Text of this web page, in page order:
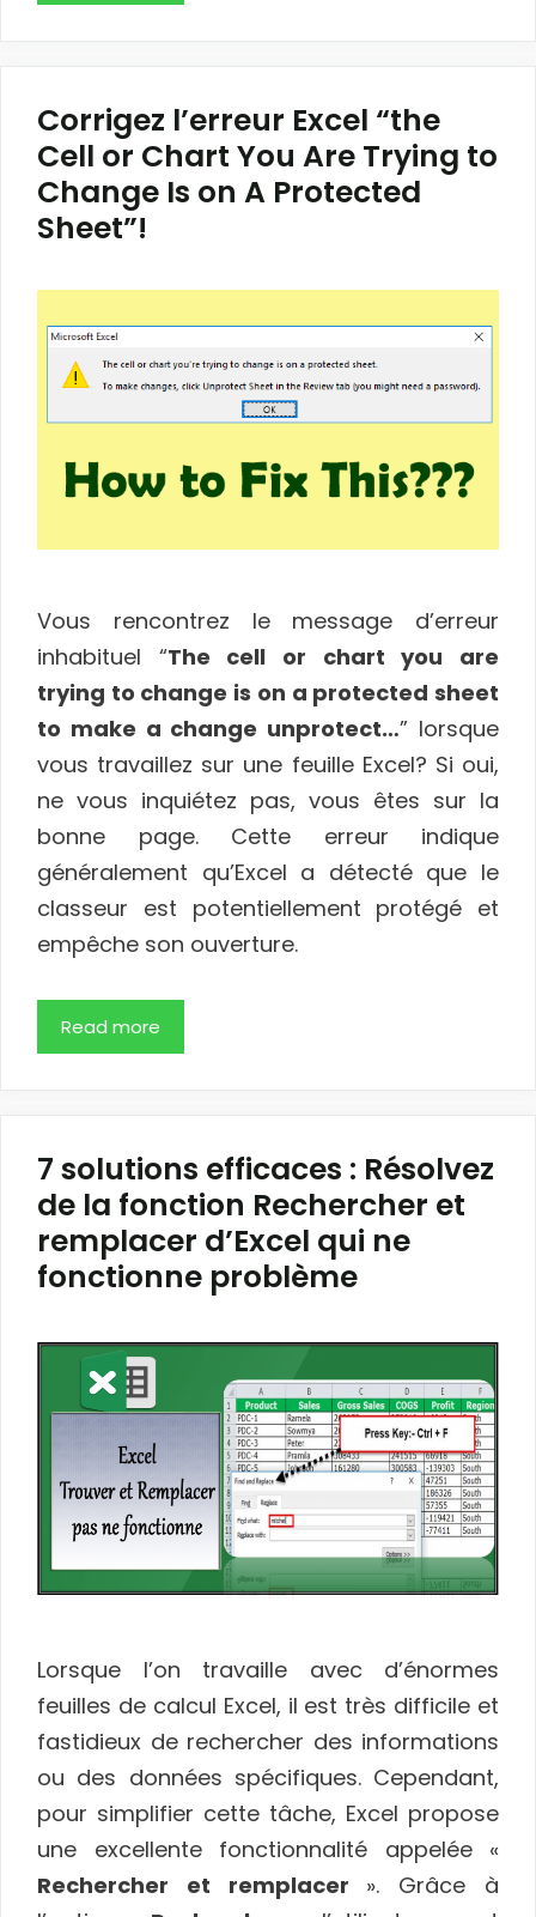
Corrigez l’erreur Excel “the
Cell or Chart You Are Trying to
Change Is on A Protected
Sheet”!
Vous rencontrez le message d’erreur
inhabituel “The cell or chart you are
trying to change is on a protected sheet
to make a change unprotect…” ​​lorsque
vous travaillez sur une feuille Excel? Si oui,
ne vous inquiétez pas, vous êtes sur la
bonne page. Cette erreur indique
généralement qu’Excel a détecté que le
classeur est potentiellement protégé et
empêche son ouverture.
Read more
7 solutions efficaces : Résolvez
de la fonction Rechercher et
remplacer d’Excel qui ne
fonctionne problème
Lorsque l’on travaille avec d’énormes
feuilles de calcul Excel, il est très difficile et
fastidieux de rechercher des informations
ou des données spécifiques. Cependant,
pour simplifier cette tâche, Excel propose
une excellente fonctionnalité appelée «
Rechercher et remplacer ». Grâce à